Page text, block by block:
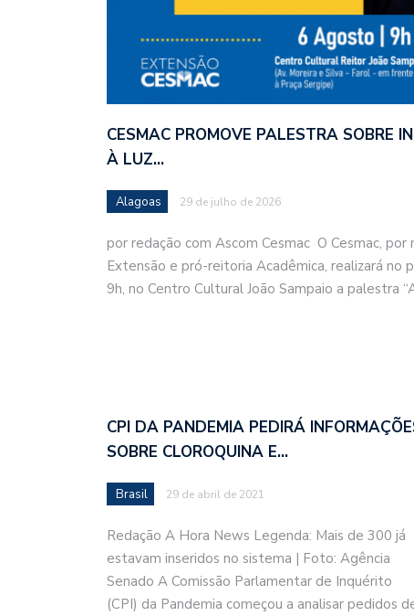
CESMAC PROMOVE PALESTRA SOBRE
À LUZ…
Alagoas 29 de julho de 2026
por redação com Ascom Cesmac O Cesmac,
Extensão e pró-reitoria Acadêmica, realizará no
9h, no Centro Cultural João Sampaio a palestra
CPI DA PANDEMIA PEDIRÁ
SOBRE CLOROQUINA E…
Brasil 29 de abril de 2021
Redação A Hora News Legenda: Mais de 300 já
estavam inseridos no sistema | Foto: Agência
Senado A Comissão Parlamentar de Inquérito
(CPI) da Pandemia começou a analisar pedidos